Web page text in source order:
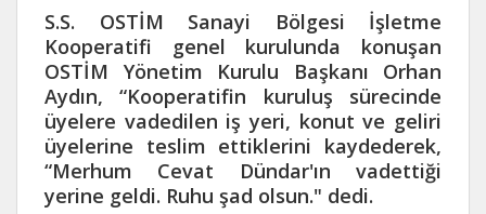
S.S. OSTİM Sanayi Bölgesi İşletme
Kooperatifi genel kurulunda konuşan
OSTİM Yönetim Kurulu Başkanı Orhan
Aydın, “Kooperatifin kuruluş sürecinde
üyelere vadedilen iş yeri, konut ve geliri
üyelerine teslim ettiklerini kaydederek,
“Merhum Cevat Dündar'ın vadettiği
yerine geldi. Ruhu şad olsun." dedi.